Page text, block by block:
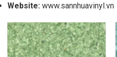
Website: www.sannhuavinyl.vn